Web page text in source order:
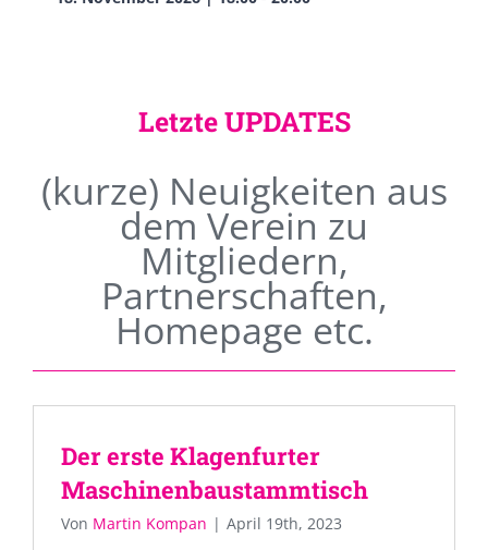
Letzte UPDATES
(kurze) Neuigkeiten aus
dem Verein zu
Mitgliedern,
Partnerschaften,
Homepage etc.
Der erste Klagenfurter
Maschinenbaustammtisch
Von Martin Kompan | April 19th, 2023